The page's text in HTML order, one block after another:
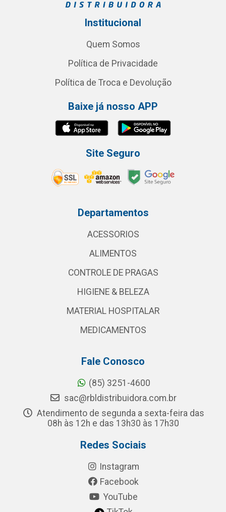
Institucional
Quem Somos
Política de Privacidade
Política de Troca e Devolução
Baixe já nosso APP
Site Seguro
Departamentos
ACESSORIOS
ALIMENTOS
CONTROLE DE PRAGAS
HIGIENE & BELEZA
MATERIAL HOSPITALAR
MEDICAMENTOS
Fale Conosco
(85) 3251-4600
sac@rbldistribuidora.com.br
Atendimento de segunda a sexta-feira das
08h às 12h e das 13h30 às 17h30
Redes Sociais
Instagram
Facebook
YouTube